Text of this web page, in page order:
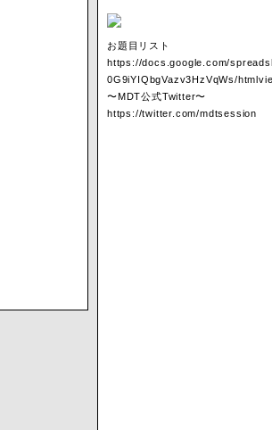
お題目リスト
https://docs.google.com/
0G9iYIQbgVazv3HzVqWs/
〜MDT公式Twitter〜
https://twitter.com/mdtsession